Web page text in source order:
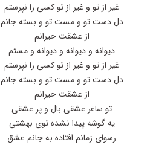
غیر از تو و غیر از تو کسی را نپرستم
دل دست تو و مست تو و بسته جانم
از عشقت حیرانم
دیوانه و دیوانه و دیوانه و مستم
غیر از تو و غیر از تو کسی را نپرستم
دل دست تو و مست تو و بسته جانم
از عشقت حیرانم
تو ساغر عشقی بال و پر عشقی
یه گوشه پیدا نشده توی بهشتی
رسوای زمانم افتاده به جانم عشق